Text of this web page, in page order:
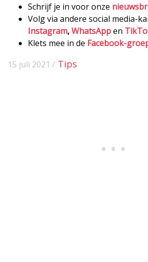
Schrijf je in voor onze
Volg via andere social media-
Instagram,WhatsAppen
Klets mee in de Facebook-
15 juli 2021 / Tips